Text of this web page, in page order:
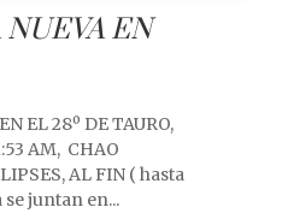
EN
EL 28º DE TAURO,
AM, CHAO
AL FIN ( hasta
juntan en...